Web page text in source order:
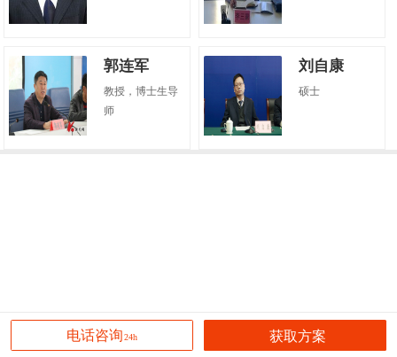
郭连军
教授，博士生导
师
刘自康
硕士
电话咨询 24h 获取方案